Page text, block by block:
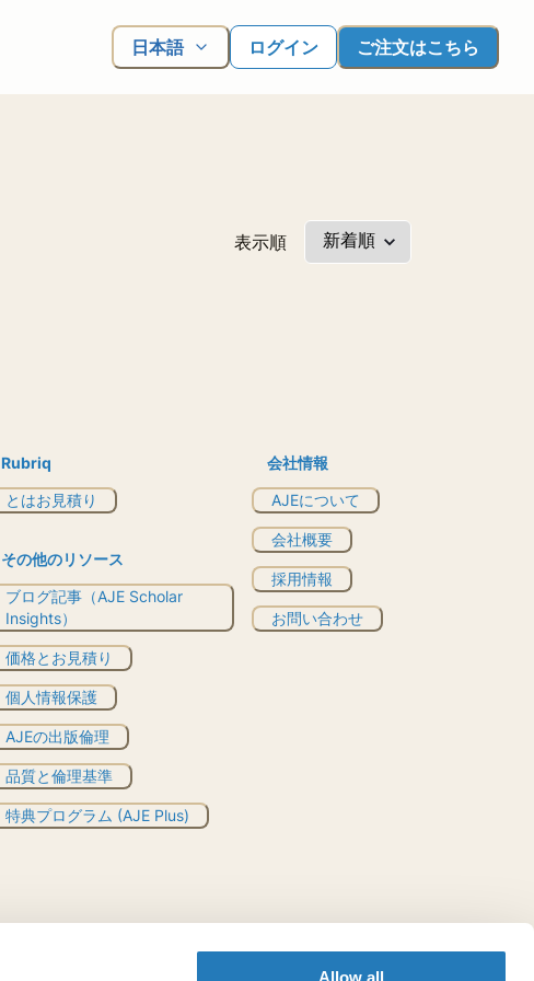
Allow all
日本語 ログイン ご注文はこちら
表示順
Rubriq
とはお見積り
その他のリソース
ブログ記事（AJE Scholar
Insights）
価格とお見積り
個人情報保護
AJEの出版倫理
品質と倫理基準
特典プログラム (AJE Plus)
会社情報
AJEについて
会社概要
採用情報
お問い合わせ